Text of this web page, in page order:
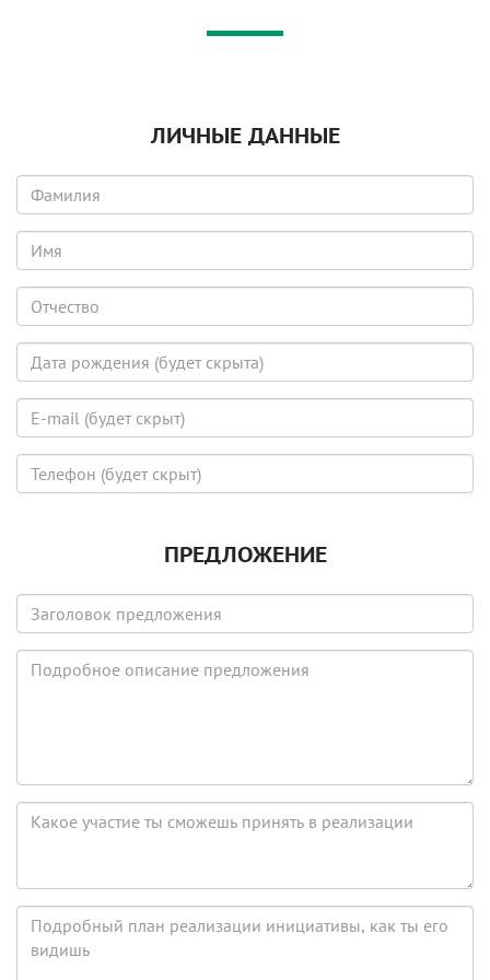
ЛИЧНЫЕ ДАННЫЕ
Фамилия
Имя
Отчество
Дата
рождения
(будет
скрыта)
mail
(будет
скрыт)
Телефон
(будет
ПРЕДЛОЖЕНИЕ
Заголовок
предложения
Подробное
описание
Какое
сможешь
принять
реализации
Подробный
реализации